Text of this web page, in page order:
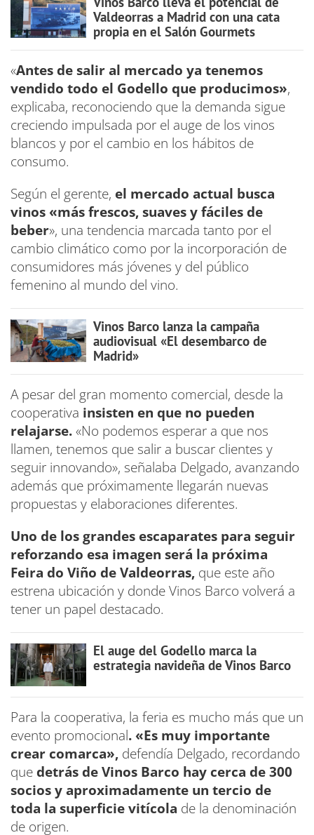
Valdeorras a Madrid con una cata
propia en el Salón Gourmets
«Antes de salir al mercado ya tenemos
vendido todo el Godello que producimos»,
explicaba, reconociendo que la demanda sigue
creciendo impulsada por el auge de los vinos
blancos y por el cambio en los hábitos de
consumo.
Según el gerente, el mercado actual busca
vinos «más frescos, suaves y fáciles de
beber», una tendencia marcada tanto por el
cambio climático como por la incorporación de
consumidores más jóvenes y del público
femenino al mundo del vino.
Vinos Barco lanza la campaña
audiovisual «El desembarco de
Madrid»
A pesar del gran momento comercial, desde la
cooperativa insisten en que no pueden
relajarse.«No podemos esperar a que nos
llamen, tenemos que salir a buscar clientes y
seguir innovando», señalaba Delgado, avanzando
además que próximamente llegarán nuevas
propuestas y elaboraciones diferentes.
Uno de los grandes escaparates para seguir
reforzando esa imagen será la próxima
Feira do Viño de Valdeorras, que este año
estrena ubicación y donde Vinos Barco volverá a
tener un papel destacado.
El auge del Godello marca la
estrategia navideña de Vinos Barco
Para la cooperativa, la feria es mucho más que un
evento promocional. «Es muy importante
crear comarca», defendía Delgado, recordando
que detrás de Vinos Barco hay cerca de 300
socios y aproximadamente un tercio de
toda la superficie vitícola de la denominación
de origen.